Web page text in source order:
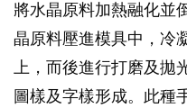
將水晶原料加熱融化並
晶原料壓進模具中，冷
上，而後進行打磨及拋
圖樣及字樣形成。此種